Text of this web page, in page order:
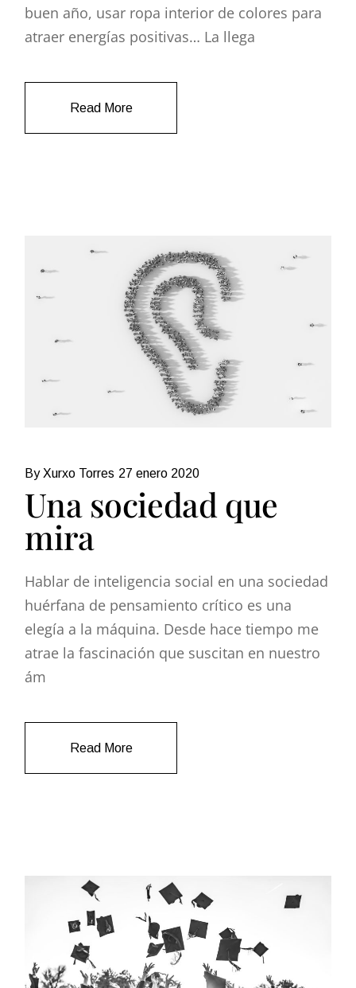
buen año, usar ropa interior de colores para
atraer energías positivas… La llega
Read More
By Xurxo Torres 27 enero 2020
Una sociedad que
mira
Hablar de inteligencia social en una sociedad
huérfana de pensamiento crítico es una
elegía a la máquina. Desde hace tiempo me
atrae la fascinación que suscitan en nuestro
ám
Read More